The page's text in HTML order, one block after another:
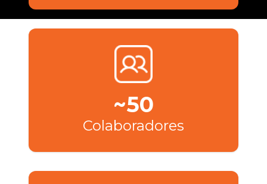
~50
Colaboradores